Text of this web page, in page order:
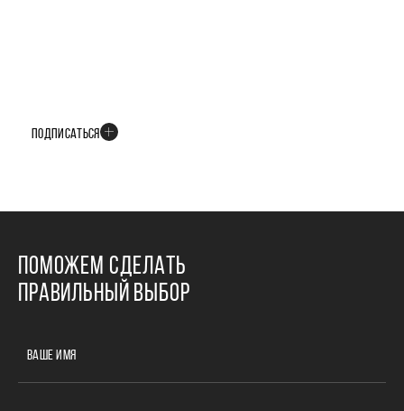
ПОДПИСАТЬСЯ
ПОМОЖЕМ СДЕЛАТЬ
ПРАВИЛЬНЫЙ ВЫБОР
ВАШЕ ИМЯ